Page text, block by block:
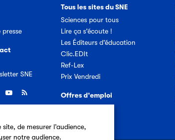
de mesurer l’audience,
notre audience.
SNE
Tous les sites du SNE
Sciences pour tous
Lire ça s'écoute !
Les Éditeurs d'éducation
Clic.EDIt
Ref-Lex
Prix Vendredi
Offres d'emploi